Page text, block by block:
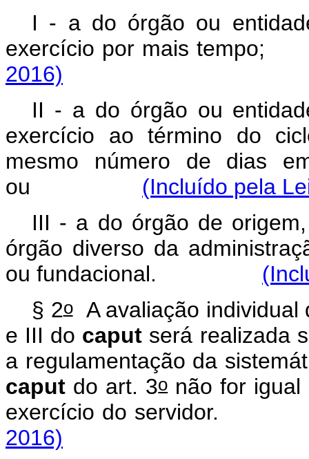
I - a do órgão ou
exercício por mais
2016)
II - a do órgão ou
exercício ao término do
mesmo número de dias
ou (Incluído pela
III - a do órgão de
órgão diverso da
ou fundacional.
§ 2oA avaliação individual
e III do caput será realizada
a regulamentação da
caput do art. 3onão for igual
exercício do
2016)